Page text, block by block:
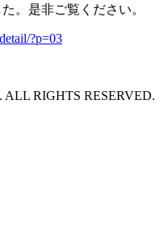
。是非ご覧ください。
?p=03
RIGHTS RESERVED.